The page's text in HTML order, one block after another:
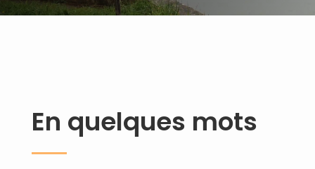
En quelques mots